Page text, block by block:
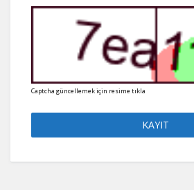
Captcha güncellemek için resime tıkla